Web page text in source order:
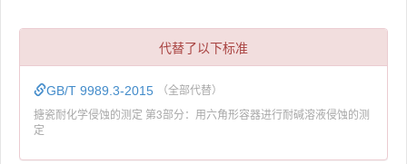
代替了以下标准
GB/T 9989.3-2015 （全部代替）
搪瓷耐化学侵蚀的测定 第3部分：用六角形容器进行耐碱溶液侵蚀的测
定